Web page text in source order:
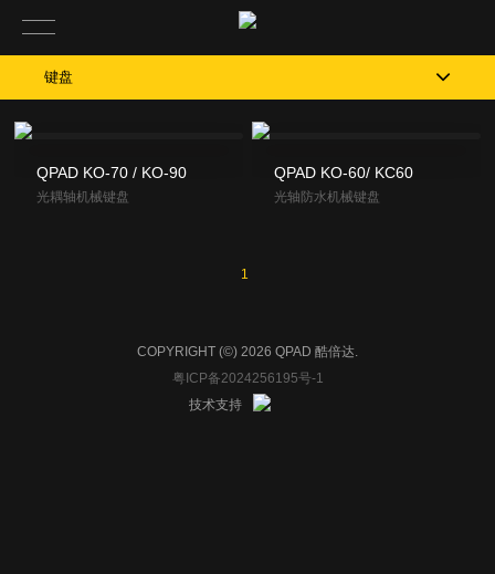
QPAD KO-70 / KO-90
光耦轴机械键盘
QPAD KO-60/ KC60
光轴防水机械键盘
1
COPYRIGHT (©) 2026 QPAD 酷倍达.
粤ICP备2024256195号-1
技术支持
键盘